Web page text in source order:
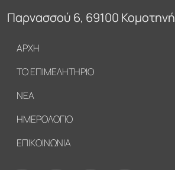
Υποσέλιδο
ΑΡΧΗ
ΤΟ ΕΠΙΜΕΛΗΤΗΡΙΟ
ΝΕΑ
ΗΜΕΡΟΛΟΓΙΟ
ΕΠΙΚΟΙΝΩΝΙΑ
Παρνασσού 6, 69100 Κομοτηνή